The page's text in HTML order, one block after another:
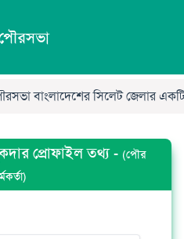
পৌরসভা
বাংলাদেশের সিলেট জেলার একটি
প্রোফাইল তথ্য - (পৌর